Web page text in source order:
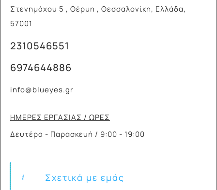
Στενημάχου 5 , Θέρμη , Θεσσαλονίκη, Ελλάδα,
57001
2310546551
6974644886
info@blueyes.gr
ΗΜΕΡΕΣ ΕΡΓΑΣΙΑΣ / ΩΡΕΣ
Δευτέρα - Παρασκευή / 9:00 - 19:00
Σχετικά με εμάς